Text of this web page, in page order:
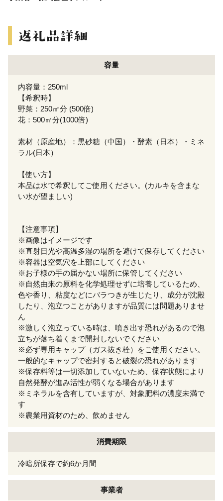
容量
内容量：250ml
【希釈時】
野菜：250㎡分 (500倍)
花：500㎡分(1000倍)
素材（原産地）：黒砂糖（中国）・酵素（日本）・ミネ
ラル(日本）
【使い方】
本品は水で希釈してご使用ください。(カルキを含まな
い水が望ましい)
【注意事項】
※画像はイメージです
※直射日光や高温多湿の場所を避けて保存してください
※容器は空気穴を上部にしてください
※お子様の手の届かない場所に保管してください
※自然由来の原料を化学処理せずに培養しているため、
色や香り、粘度などにバラつきが生じたり、成分が沈殿
したり、泡立つことがありますが品質には問題ありませ
ん
※激しく泡立っている時は、噴き出す恐れがあるので泡
立ちが落ち着くまで開封しないでください
※必ず専用キャップ（ガス抜き栓）をご使用ください。
一般的なキャップで密封すると破裂の恐れがあります
※保存料等は一切添加していないため、保存状態により
自然発酵が進み活性が弱くなる場合があります
※ミネラルを含有していますが、対象肥料の濃度未満で
す
※農業用資材のため、飲めません
消費期限
冷暗所保存で約6か月間
事業者